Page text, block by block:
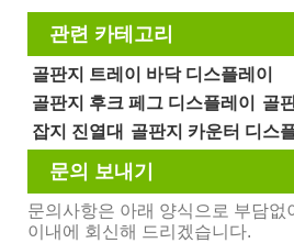
관련 카테고리
골판지 트레이 바닥 디스플레이
골판지 후크 페그 디스플레이
골
잡지 진열대 골판지 카운터 디스
문의 보내기
문의사항은 아래 양식으로 부담없
이내에 회신해 드리겠습니다.